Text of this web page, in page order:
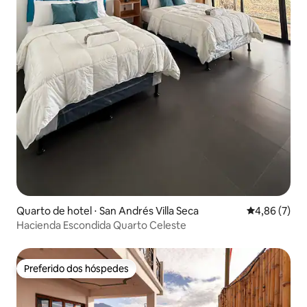
Quarto de hotel ⋅ San Andrés Villa Seca 4,86 de uma
4,86 (7)
Hacienda Escondida Quarto Celeste
Preferido dos hóspedes
Preferido dos hóspedes